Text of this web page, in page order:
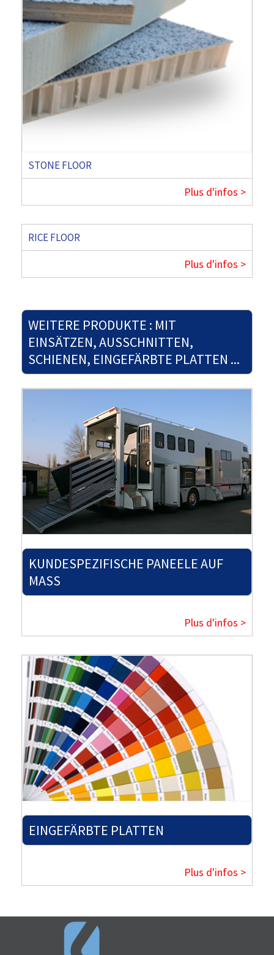
STONE FLOOR
Plus d'infos >
RICE FLOOR
Plus d'infos >
WEITERE PRODUKTE : MIT
EINSÄTZEN, AUSSCHNITTEN,
SCHIENEN, EINGEFÄRBTE PLATTEN ...
KUNDESPEZIFISCHE PANEELE AUF
MASS
Plus d'infos >
EINGEFÄRBTE PLATTEN
Plus d'infos >